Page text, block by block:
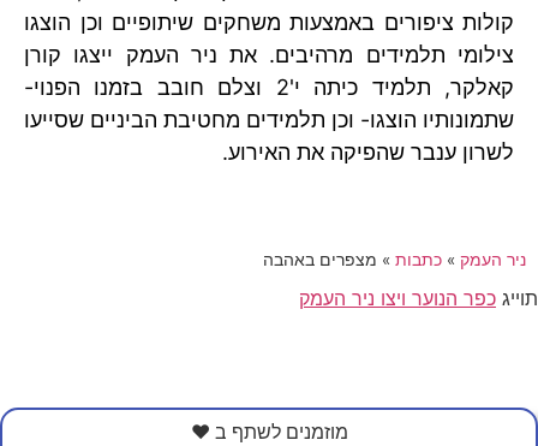
קולות ציפורים באמצעות משחקים שיתופיים וכן הוצגו
צילומי תלמידים מרהיבים. את ניר העמק ייצגו קורן
קאלקר, תלמיד כיתה י'2 וצלם חובב בזמנו הפנוי-
שתמונותיו הוצגו- וכן תלמידים מחטיבת הביניים שסייעו
לשרון ענבר שהפיקה את האירוע.
ניר העמק » כתבות » מצפרים באהבה
תוייג כפר הנוער ויצו ניר העמק
מוזמנים לשתף ב ❤